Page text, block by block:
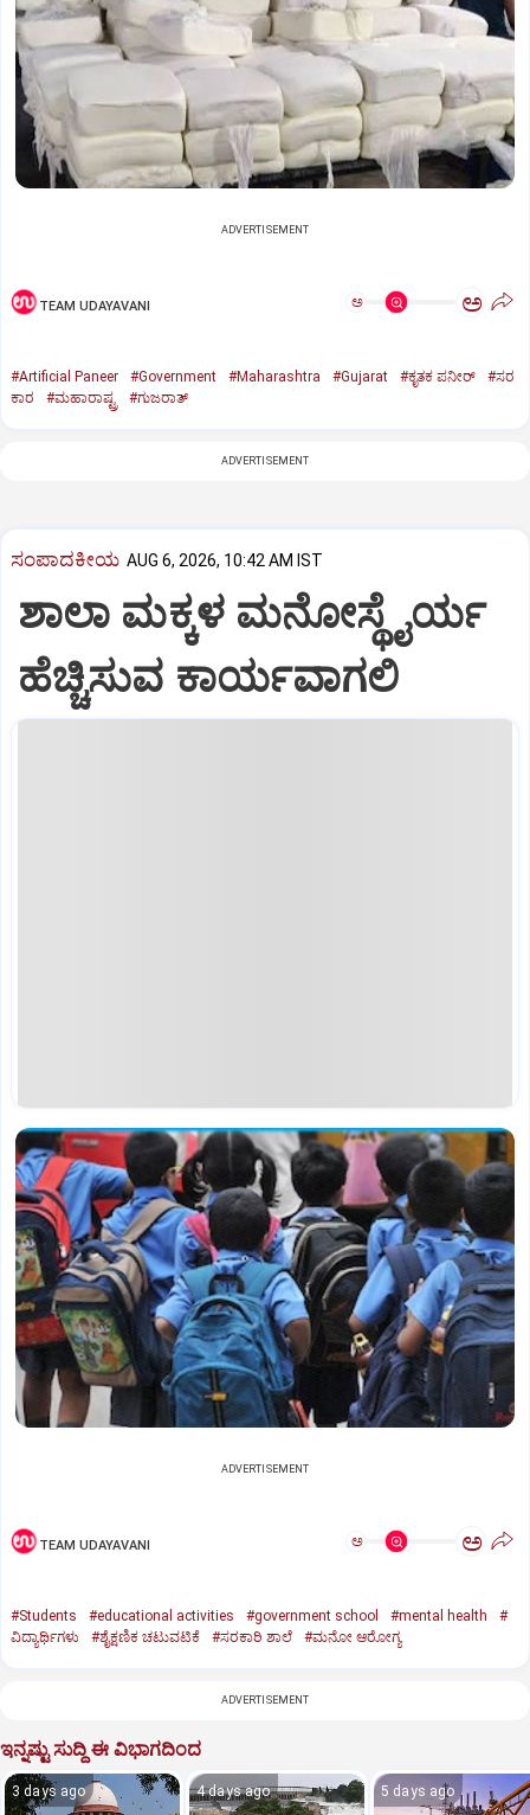
ADVERTISEMENT
TEAM UDAYAVANI ಅ ಅ
#Artificial Paneer #Government #Maharashtra #Gujarat #ಕೃತಕ ಪನೀರ್‌
#ಸರ
ಕಾರ
#ಮಹಾರಾಷ್ಟ್ರ #ಗುಜರಾತ್‌
ADVERTISEMENT
ಸಂಪಾದಕೀಯ AUG 6, 2026, 10:42 AM IST
ಶಾಲಾ ಮಕ್ಕಳ ಮನೋಸ್ಥೈರ್ಯ
ಹೆಚ್ಚಿಸುವ ಕಾರ್ಯವಾಗಲಿ
ADVERTISEMENT
TEAM UDAYAVANI ಅ ಅ
#Students #educational activities #government school #mental health
#
ವಿದ್ಯಾರ್ಥಿಗಳು
#ಶೈಕ್ಷಣಿಕ ಚಟುವಟಿಕೆ #ಸರಕಾರಿ ಶಾಲೆ #ಮನೋ ಆರೋಗ್ಯ
ADVERTISEMENT
ಇನ್ನಷ್ಟು ಸುದ್ದಿ ಈ ವಿಭಾಗದಿಂದ
3 days ago 4 days ago 5 days ago